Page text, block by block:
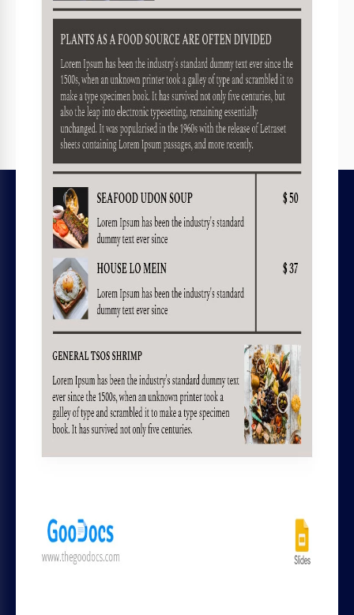
Modelos relacionados
Vistos recentemente
LEGAL
Termos e Condições
Política de Privacidade
Política de Cookies
Regras de reembolso e assinatura
AJUDA
Chrome plugin
Pavlou Nirvana, 4 Alpha Tower, of. 11,